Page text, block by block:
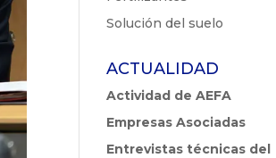
Solución del suelo
ACTUALIDAD
Actividad de AEFA
Empresas Asociadas
Entrevistas técnicas del